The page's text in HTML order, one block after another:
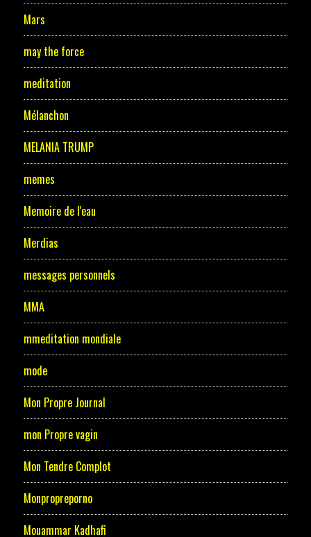
Mars
may the force
meditation
Mélanchon
MELANIA TRUMP
memes
Memoire de l'eau
Merdias
messages personnels
MMA
mmeditation mondiale
mode
Mon Propre Journal
mon Propre vagin
Mon Tendre Complot
Monpropreporno
Mouammar Kadhafi